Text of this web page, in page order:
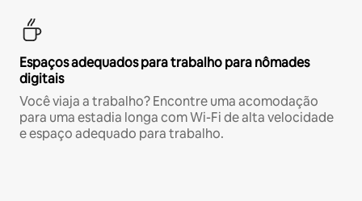
Espaços adequados para trabalho para nômades
digitais
Você viaja a trabalho? Encontre uma acomodação
para uma estadia longa com Wi-Fi de alta velocidade
e espaço adequado para trabalho.